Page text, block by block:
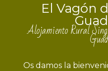
El Vagón
Alojamiento Rural
Os damos la